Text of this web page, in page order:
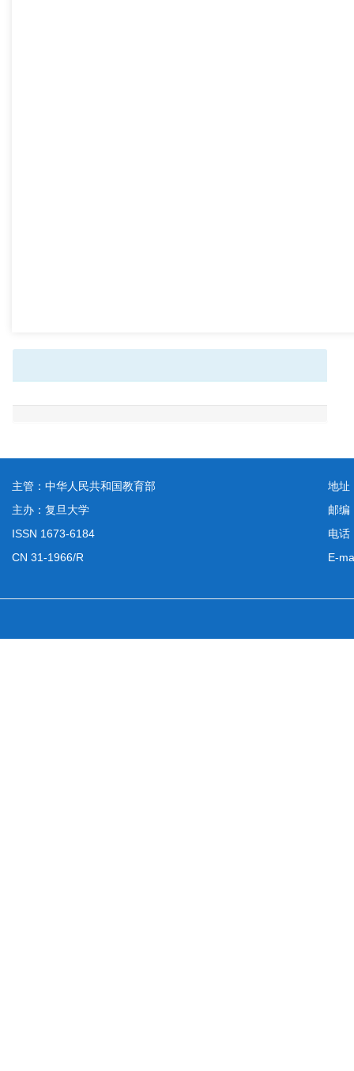
主管：中华人民共和国教育部
主办：复旦大学
ISSN 1673-6184
CN 31-1966/R
地
邮
电
E-